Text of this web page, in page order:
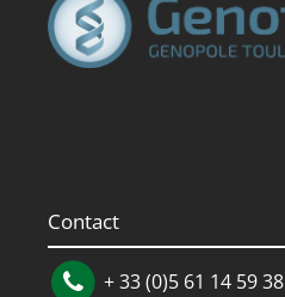
Contact
+ 33 (0)5 61 14 59 38